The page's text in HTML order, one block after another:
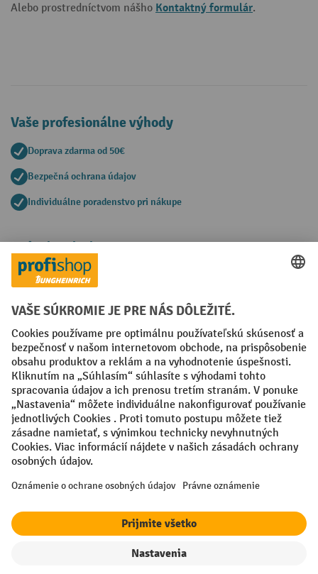
Alebo prostredníctvom nášho Kontaktný formulár.
Vaše profesionálne výhody
Doprava zdarma od 50€
Bezpečná ochrana údajov
Individuálne poradenstvo pri nákupe
Spôsoby platby
Creditcard (Master)Creditcard (Visa)
Faktúra Predplatba
Sociálne siete
Facebook
YouTube
LinkedIn
Nastavenia ochrany osobných údajov
All prices excl. VAT plusshipping costsand possible delivery charges,
¹ Zľava platí do vypredania zásob. Zľava sa nevzťahuje na špeciálne